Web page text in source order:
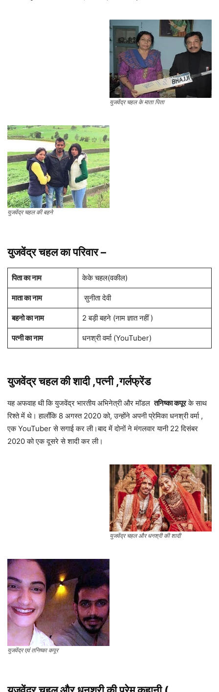
युजवेंद्र चहल के माता पिता
युजवेंद्र चहल की बहने
युजवेंद्र चहल का परिवार–
पिता का नाम केके चहल(वकील)
माता का नाम सुनीता देवी
बहनो का नाम 2 बड़ी बहने (नाम ज्ञात नहीं )
पत्नी का नाम धनश्री वर्मा (YouTuber)
युजवेंद्र चहल की शादी ,पत्नी ,गर्लफ्रेंड
यह अफवाह थी कि युजवेंद्र भारतीय अभिनेत्री और मॉडलतनिष्का कपूरके साथ
रिश्ते में थे। हालाँकि 8 अगस्त 2020 को, उन्होंने अपनी प्रेमिका धनश्री वर्मा ,
एक YouTuber से सगाई कर ली।बाद में दोनों ने मंगलवार यानी 22 दिसंबर
2020 को एक दूसरे से शादी कर ली।
युजवेंद्र चहल और धनश्री की शादी
युजवेंद्र एवं तनिष्का कपूर